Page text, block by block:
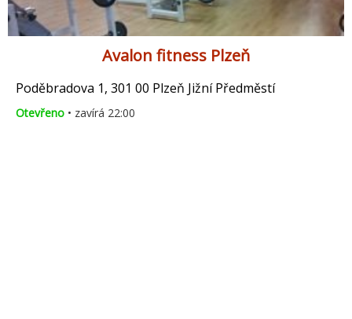
Avalon fitness Plzeň
Poděbradova 1, 301 00 Plzeň Jižní Předměstí
Otevřeno • zavírá 22:00